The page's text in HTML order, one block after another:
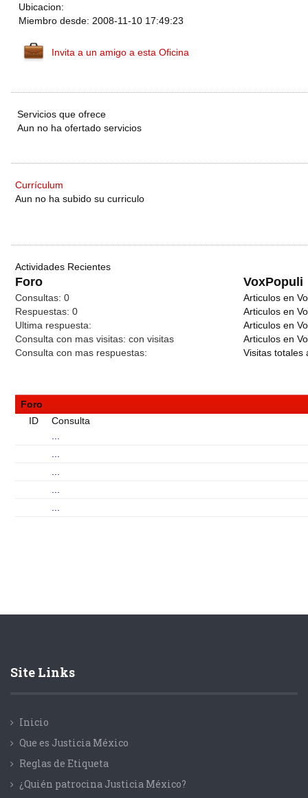
Ubicacion:
Miembro desde: 2008-11-10 17:49:23
Invita a un amigo a esta Oficina
Servicios que ofrece
Aun no ha ofertado servicios
Currículum
Aun no ha subido su curriculo
Actividades Recientes
Foro VoxPopuli
Consultas: 0
Respuestas: 0
Ultima respuesta:
Consulta con mas visitas: con visitas
Consulta con mas respuestas:
Articulos en
Articulos en
Articulos en
Articulos en
Visitas totales
Foro
ID
Consulta
Site Links
Inicio
Que es Justicia México
Reglas de Etiqueta
¿Quién patrocina Justicia México?